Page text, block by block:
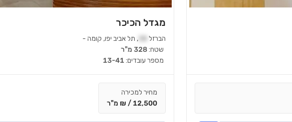
מגדל הכיכר
הברזל , תל אביב יפו, קומה -
שטח:328 מ"ר
מספר עובדים:13-41
מחיר למכירה
12,500 / ₪ מ"ר